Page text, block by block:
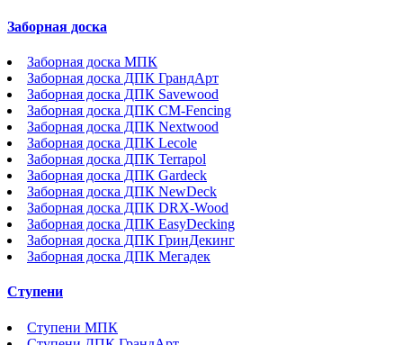
Заборная доска
Заборная доска МПК
Заборная доска ДПК ГрандАрт
Заборная доска ДПК Savewood
Заборная доска ДПК CM-Fencing
Заборная доска ДПК Nextwood
Заборная доска ДПК Lecole
Заборная доска ДПК Terrapol
Заборная доска ДПК Gardeck
Заборная доска ДПК NewDeck
Заборная доска ДПК DRX-Wood
Заборная доска ДПК EasyDecking
Заборная доска ДПК ГринДекинг
Заборная доска ДПК Мегадек
Ступени
Ступени МПК